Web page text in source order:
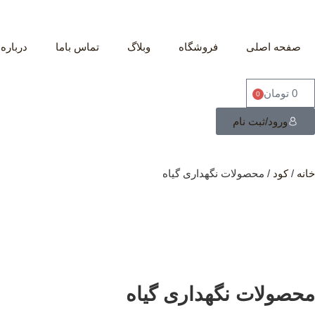
صفحه اصلی فروشگاه وبلاگ تماس باما
0 تومان 0
ورود/ثبت نام
خانه /کود / محصولات نگهداری گیاه
محصولات نگهداری گیاه